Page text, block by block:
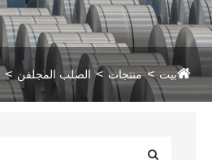
بيت منتجات الصلب المجلفن